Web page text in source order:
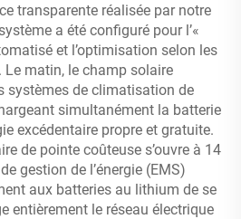
transparente réalisée par notre
a été configuré pour l’«
et l’optimisation selon les
Le matin, le champ solaire
systèmes de climatisation de
simultanément la batterie
excédentaire propre et gratuite.
de pointe coûteuse s’ouvre à 14
gestion de l’énergie (EMS)
aux batteries au lithium de se
entièrement le réseau électrique